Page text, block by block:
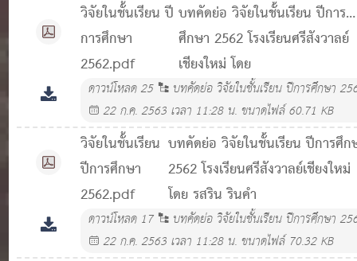
วิจัยในชั้นเรียน ปี
การศึกษา
2562.pdf
บทคัดย่อ วิจัยในชั้นเรียน ปีการ
ศึกษา 2562 โรงเรียนศรีสังวาลย์
เชียงใหม่ โดย
ดาวน์โหลด25
บทคัดย่อ วิจัยในชั้นเรียน ปีการศึกษา
22 ก.ค. 2563 เวลา 11:28 น. ขนาดไฟล์ 60.71 KB
วิจัยในชั้นเรียน
ปีการศึกษา
2562.pdf
บทคัดย่อ วิจัยในชั้นเรียน ปีการศึก
2562 โรงเรียนศรีสังวาลย์เชียงใหม่
โดย รสริน รินคำ
ดาวน์โหลด 17
บทคัดย่อ วิจัยในชั้นเรียน ปีการศึกษา
22 ก.ค. 2563 เวลา 11:28 น. ขนาดไฟล์ 70.32 KB